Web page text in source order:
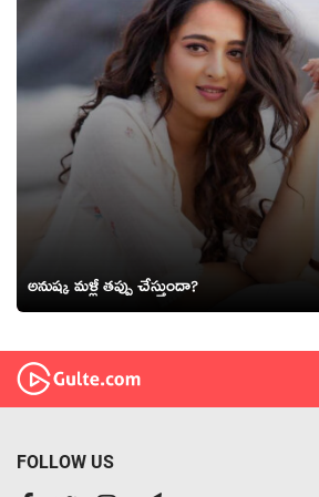
అనుష్క మళ్లీ తప్పు చేస్తుందా?
FOLLOW US